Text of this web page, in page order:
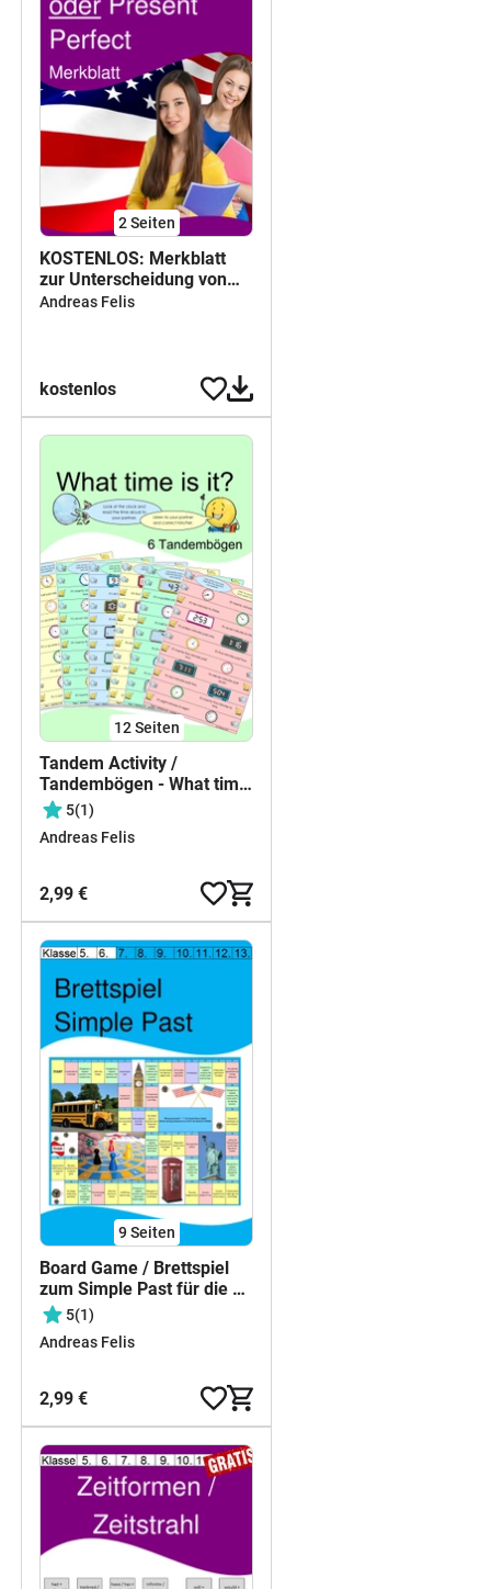
2Seiten
KOSTENLOS: Merkblatt
zur Unterscheidung von
Simple Past und Present
Andreas Felis
kostenlos
12Seiten
Tandem Activity /
Tandembögen - What time
is it? The Clock
5(1)
Andreas Felis
2,99 €
9Seiten
Board Game / Brettspiel
zum Simple Past für die 5.
/ 6. Klasse - Mit Anleitung
und Lösungen als PDF
5(1)
Andreas Felis
2,99 €